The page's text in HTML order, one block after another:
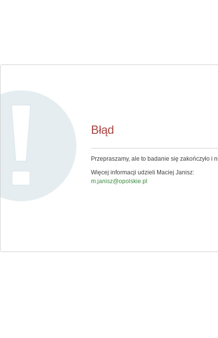
Błąd
Przepraszamy, ale to badanie się zakończyło i
Więcej informacji udzieli Maciej Janisz:
m.janisz@opolskie.pl